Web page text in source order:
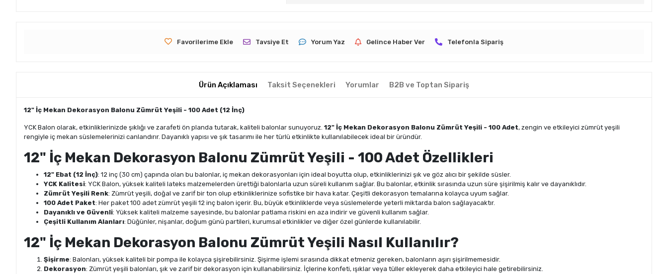
Favorilerime Ekle Tavsiye Et Yorum Yaz Gelince Haber Ver Telefonla Sipariş
Ürün Açıklaması Taksit Seçenekleri Yorumlar B2B ve Toptan Sipariş
12" İç Mekan Dekorasyon Balonu Zümrüt Yeşili - 100 Adet (12 İnç)
YCK Balon olarak, etkinliklerinizde şıklığı ve zarafeti ön planda tutarak, kaliteli balonlar sunuyoruz. 12" İç Mekan Dekorasyon Balonu Zümrüt Yeşili - 100 Adet, zengin ve etkileyici zümrüt yeşili
rengiyle iç mekan süslemelerinizi canlandırır. Dayanıklı yapısı ve şık tasarımı ile her türlü etkinlikte kullanılabilecek ideal bir üründür.
12" İç Mekan Dekorasyon Balonu Zümrüt Yeşili - 100 Adet Özellikleri
12" Ebat (12 İnç): 12 inç (30 cm) çapında olan bu balonlar, iç mekan dekorasyonları için ideal boyutta olup, etkinliklerinizi şık ve göz alıcı bir şekilde süsler.
YCK Kalitesi: YCK Balon, yüksek kaliteli lateks malzemelerden ürettiği balonlarla uzun süreli kullanım sağlar. Bu balonlar, etkinlik sırasında uzun süre şişirilmiş kalır ve dayanıklıdır.
Zümrüt Yeşili Renk: Zümrüt yeşili, doğal ve zarif bir ton olup etkinliklerinize sofistike bir hava katar. Çeşitli dekorasyon temalarına kolayca uyum sağlar.
100 Adet Paket: Her paket 100 adet zümrüt yeşili 12 inç balon içerir. Bu, büyük etkinliklerde veya süslemelerde yeterli miktarda balon sağlayacaktır.
Dayanıklı ve Güvenli: Yüksek kaliteli malzeme sayesinde, bu balonlar patlama riskini en aza indirir ve güvenli kullanım sağlar.
Çeşitli Kullanım Alanları: Düğünler, nişanlar, doğum günü partileri, kurumsal etkinlikler ve diğer özel günlerde kullanılabilir.
12" İç Mekan Dekorasyon Balonu Zümrüt Yeşili Nasıl Kullanılır?
Şişirme: Balonları, yüksek kaliteli bir pompa ile kolayca şişirebilirsiniz. Şişirme işlemi sırasında dikkat etmeniz gereken, balonların aşırı şişirilmemesidir.
Dekorasyon: Zümrüt yeşili balonları, şık ve zarif bir dekorasyon için kullanabilirsiniz. İçlerine konfeti, ışıklar veya tüller ekleyerek daha etkileyici hale getirebilirsiniz.